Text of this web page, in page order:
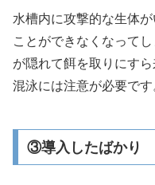
水槽内に攻撃的な生体
ことができなくなって
が隠れて餌を取りにす
混泳には注意が必要です
③導入したばかり